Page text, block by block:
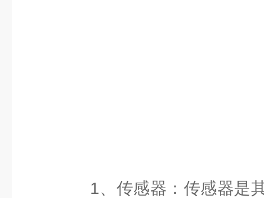
1、传感器：传感器是其